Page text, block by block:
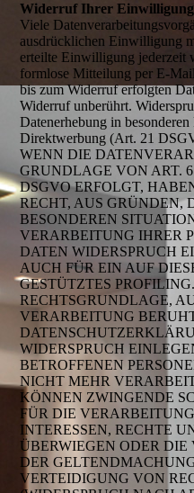
Widerruf Ihrer
Viele
ausdrücklichen Einwilligung
erteilte Einwilligung jederzeit
formlose Mitteilung per E-
bis zum Widerruf erfolgten
Widerruf unberührt.
Datenerhebung in
Direktwerbung (Art. 21
WENN DIE
GRUNDLAGE VON ART.
DSGVO ERFOLGT,
RECHT, AUS GRÜNDEN,
BESONDEREN
VERARBEITUNG IHRER
DATEN WIDERSPRUCH
AUCH FÜR EIN AUF
GESTÜTZTES
RECHTSGRUNDLAGE,
VERARBEITUNG
WIDERSPRUCH
BETROFFENEN
NICHT MEHR
KÖNNEN ZWINGENDE
FÜR DIE
INTERESSEN, RECHTE
ÜBERWIEGEN ODER
DER
VERTEIDIGUNG VON